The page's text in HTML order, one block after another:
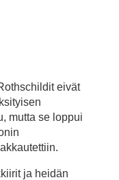
eivät
mutta se loppui
ja heidän